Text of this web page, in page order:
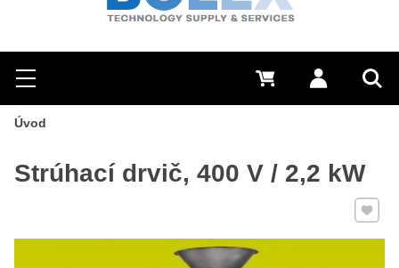
Hľadať
Menu Prihlásiť sa
0 €
Úvod
Strúhací drvič, 400 V / 2,2 kW
Pridať